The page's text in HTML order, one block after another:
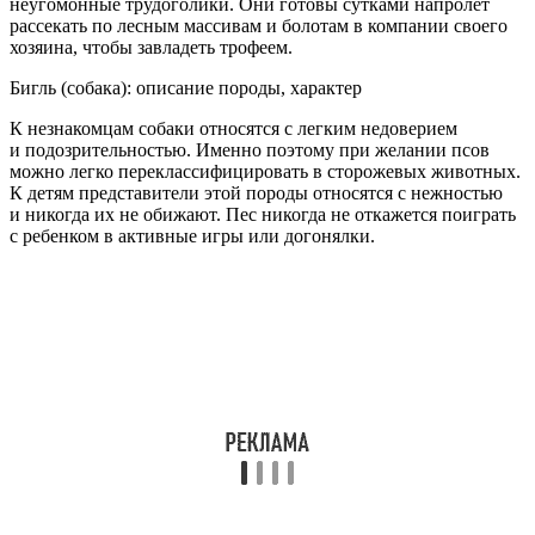
рассекать по лесным массивам и болотам в компании своего
хозяина, чтобы завладеть трофеем.
Бигль (собака): описание породы, характер
К незнакомцам собаки относятся с легким недоверием
и подозрительностью. Именно поэтому при желании псов
можно легко переклассифицировать в сторожевых животных.
К детям представители этой породы относятся с нежностью
и никогда их не обижают. Пес никогда не откажется поиграть
с ребенком в активные игры или догонялки.